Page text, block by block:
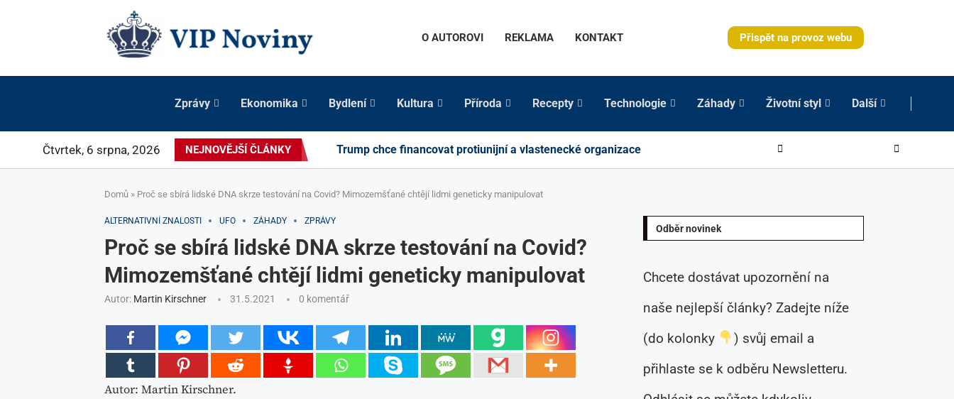
O AUTOROVI REKLAMA KONTAKT Přispět na provoz webu
Zprávy Ekonomika Bydlení Kultura Příroda Recepty Technologie Záhady Životní styl Další
Čtvrtek, 6 srpna, 2026 NEJNOVĚJŠÍ ČLÁNKY Trump chce financovat protiunijní a vlastenecké organizace
Domů » Proč se sbírá lidské DNA skrze testování na Covid? Mimozemšťané chtějí lidmi geneticky manipulovat
ALTERNATIVNÍ ZNALOSTI UFO ZÁHADY ZPRÁVY
Proč se sbírá lidské DNA skrze testování na Covid?
Mimozemšťané chtějí lidmi geneticky manipulovat
Autor: Martin Kirschner 31.5.2021 0 komentář
Autor: Martin Kirschner.
Odběr novinek
Chcete dostávat upozornění na
naše nejlepší články? Zadejte níže
(do kolonky
) svůj email a
přihlaste se k odběru Newsletteru.